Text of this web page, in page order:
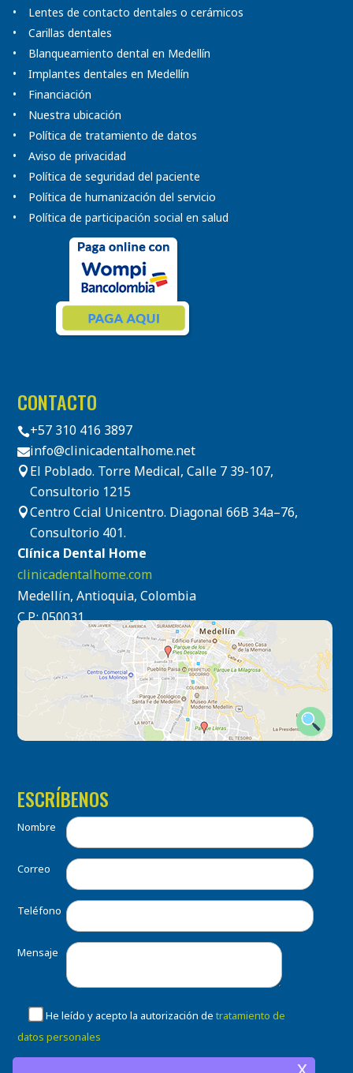
Lentes de contacto dentales o cerámicos
Carillas dentales
Blanqueamiento dental en Medellín
Implantes dentales en Medellín
Financiación
Nuestra ubicación
Política de tratamiento de datos
Aviso de privacidad
Política de seguridad del paciente
Política de humanización del servicio
Política de participación social en salud
CONTACTO
+57 310 416 3897
info@clinicadentalhome.net
 El Poblado. Torre Medical, Calle 7 39-107,
Consultorio 1215
Centro Ccial Unicentro. Diagonal 66B 34a–76,
Consultorio 401.
Clínica Dental Home
clinicadentalhome.com
Medellín, Antioquia, Colombia
C.P.: 050031
ESCRÍBENOS
Nombre
Correo
Teléfono
Mensaje
He leído y acepto la autorización detratamiento de
datos personales
x